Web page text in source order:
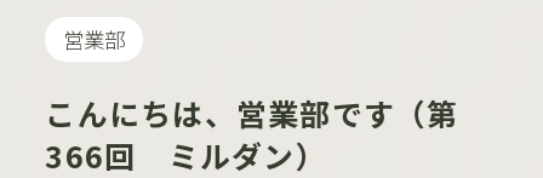
営業部
こんにちは、営業部です（第
366回 ミルダン）